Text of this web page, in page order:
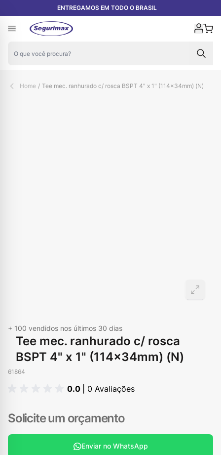
Pular para o conteúdoENTREGAMOS EM TODO O BRASIL
Home / Tee mec. ranhurado c/ rosca BSPT 4" x 1" (114×34mm) (N)
+ 100 vendidos nos últimos 30 dias
Tee mec. ranhurado c/ rosca
BSPT 4" x 1" (114×34mm) (N)
61864
0.0 | 0 Avaliações
Solicite um orçamento
Enviar no WhatsApp